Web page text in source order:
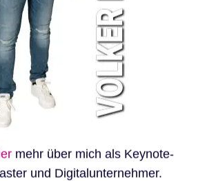
mehr über mich als Keynote-
und Digitalunternehmer.